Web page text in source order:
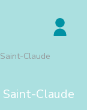
Saint-Claude
Saint-Claude